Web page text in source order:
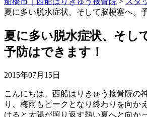
夏に多い脱水症状、そして脳梗塞へ。
夏に多い脱水症状、そし
予防はできます！
2015年07月15日
こんにちは、西船はりきゅう接骨院の
り、梅雨もピークとなり終わりを向か
けると太陽が照り返す熱い夏へと向か